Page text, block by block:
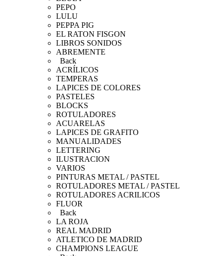
PEPO
LULU
PEPPA PIG
EL RATON FISGON
LIBROS SONIDOS
ABREMENTE
Back
ACRÍLICOS
TEMPERAS
LAPICES DE COLORES
PASTELES
BLOCKS
ROTULADORES
ACUARELAS
LAPICES DE GRAFITO
MANUALIDADES
LETTERING
ILUSTRACION
VARIOS
PINTURAS METAL / PASTEL
ROTULADORES METAL / PASTEL
ROTULADORES ACRILICOS
FLUOR
Back
LA ROJA
REAL MADRID
ATLETICO DE MADRID
CHAMPIONS LEAGUE